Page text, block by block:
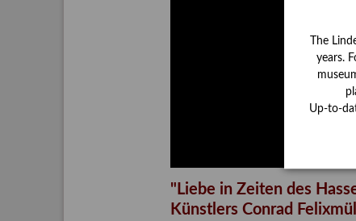
"Liebe in Zeiten des
Künstlers Conrad
The
years.
Up-to-